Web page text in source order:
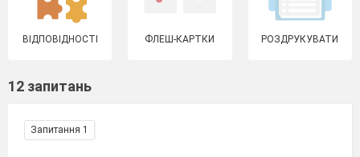
ВІДПОВІДНОСТІ ФЛЕШ-КАРТКИ РОЗДРУКУВАТИ
12 запитань
Запитання 1